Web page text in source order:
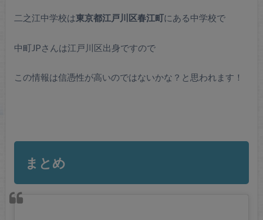
二之江中学校は東京都江戸川区春江町にある中学校で
中町JPさんは江戸川区出身ですので
この情報は信憑性が高いのではないかな？と思われます！
まとめ